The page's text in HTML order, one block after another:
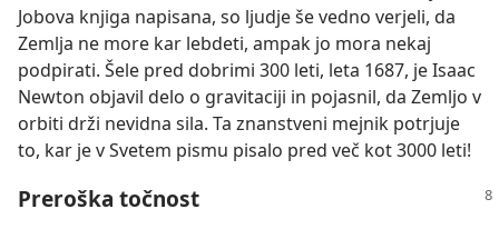
Jobova knjiga napisana, so ljudje še vedno verjeli, da
Zemlja ne more kar lebdeti, ampak jo mora nekaj
podpirati. Šele pred dobrimi 300 leti, leta 1687, je Isaac
Newton objavil delo o gravitaciji in pojasnil, da Zemljo v
orbiti drži nevidna sila. Ta znanstveni mejnik potrjuje
to, kar je v Svetem pismu pisalo pred več kot 3000 leti!
Preroška točnost